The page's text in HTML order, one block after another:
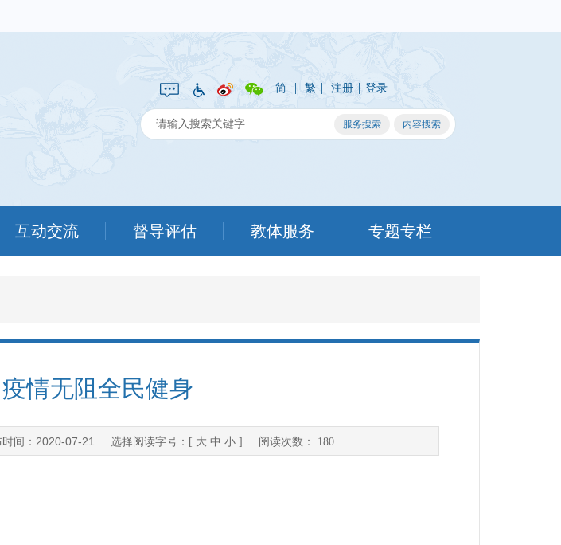
简 | 繁 | 注册 | 登录
互动交流 督导评估 教体服务 专题专栏
情无阻全民健身
间： 2020-07-21 选择阅读字号：[ 大 中 小] 阅读次数： 180